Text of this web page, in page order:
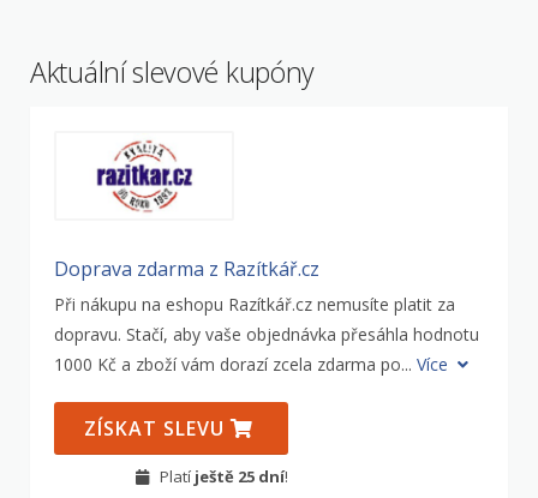
Aktuální slevové kupóny
Doprava zdarma z Razítkář.cz
Při nákupu na eshopu Razítkář.cz nemusíte platit za
dopravu. Stačí, aby vaše objednávka přesáhla hodnotu
1000 Kč a zboží vám dorazí zcela zdarma po... Více
ZÍSKAT SLEVU
Platí ještě 25 dní!